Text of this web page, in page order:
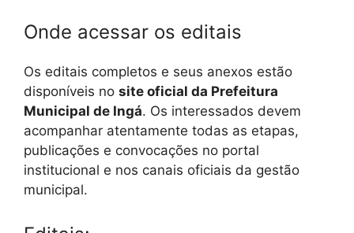
Onde acessar os editais
Os editais completos e seus anexos estão
disponíveis no site oficial da Prefeitura
Municipal de Ingá. Os interessados devem
acompanhar atentamente todas as etapas,
publicações e convocações no portal
institucional e nos canais oficiais da gestão
municipal.